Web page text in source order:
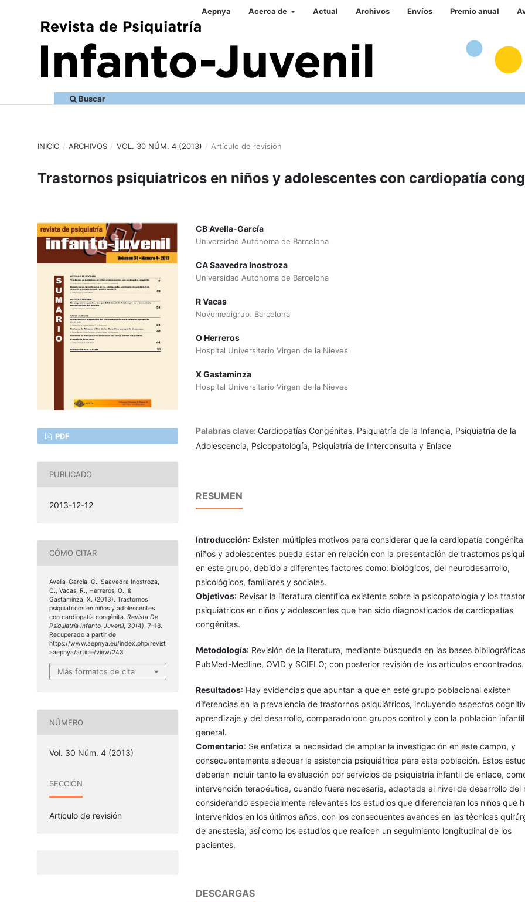
Aepnya Acerca de Actual Archivos Envíos Premio anual
Buscar
INICIO / ARCHIVOS / VOL. 30 NÚM. 4 (2013) / Artículo de revisión
Trastornos psiquiatricos en niños y adolescentes con cardiopatía
PDF
PUBLICADO
2013-12-12
CÓMO CITAR
Avella-García, C., Saavedra Inostroza,
C., Vacas, R., Herreros, O., &
Gastaminza, X. (2013). Trastornos
psiquiatricos en niños y adolescentes
con cardiopatía congénita. Revista De
Psiquiatría Infanto-Juvenil, 30(4), 7–18.
Recuperado a partir de
https://www.aepnya.eu/index.php/revist
aaepnya/article/view/243
Más formatos de cita
NÚMERO
Vol. 30 Núm. 4 (2013)
SECCIÓN
Artículo de revisión
CB Avella-García
Universidad Autónoma de Barcelona
CA Saavedra Inostroza
Universidad Autónoma de Barcelona
R Vacas
Novomedigrup. Barcelona
O Herreros
Hospital Universitario Virgen de la Nieves
X Gastaminza
Hospital Universitario Virgen de la Nieves
Palabras clave: Cardiopatías Congénitas, Psiquiatría de la Infancia, Psiquiatría de la
Adolescencia, Psicopatología, Psiquiatría de Interconsulta y Enlace
RESUMEN
Introducción: Existen múltiples motivos para considerar que la cardiopatía congénita
niños y adolescentes pueda estar en relación con la presentación de trastornos
en este grupo, debido a diferentes factores como: biológicos, del neurodesarrollo,
psicológicos, familiares y sociales.
Objetivos: Revisar la literatura científica existente sobre la psicopatología y los
psiquiátricos en niños y adolescentes que han sido diagnosticados de cardiopatías
congénitas.
Metodología: Revisión de la literatura, mediante búsqueda en las bases
PubMed-Medline, OVID y SCIELO; con posterior revisión de los artículos encontrados.
Resultados: Hay evidencias que apuntan a que en este grupo poblacional existen
diferencias en la prevalencia de trastornos psiquiátricos, incluyendo aspectos
aprendizaje y del desarrollo, comparado con grupos control y con la población infantil
general.
Comentario: Se enfatiza la necesidad de ampliar la investigación en este campo, y
consecuentemente adecuar la asistencia psiquiátrica para esta población. Estos
deberían incluir tanto la evaluación por servicios de psiquiatría infantil de enlace,
intervención terapéutica, cuando fuera necesaria, adaptada al nivel de desarrollo del
considerando especialmente relevantes los estudios que diferenciaran los niños que
intervenidos en los últimos años, con los consecuentes avances en las técnicas
de anestesia; así como los estudios que realicen un seguimiento longitudinal de los
pacientes.
DESCARGAS